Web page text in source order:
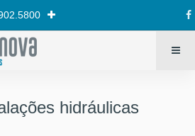
hidráulicas